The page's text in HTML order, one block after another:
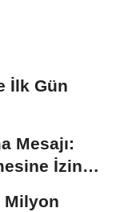
İlk Gün
Mesajı:
İzin
Milyon